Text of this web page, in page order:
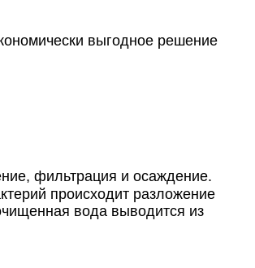
выгодное решение
фильтрация и осаждение.
происходит разложение
вода выводится из